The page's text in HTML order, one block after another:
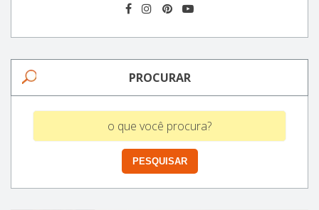
PROCURAR